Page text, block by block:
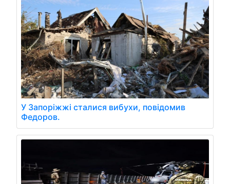
У Запоріжжі сталися вибухи, повідомив
Федоров.